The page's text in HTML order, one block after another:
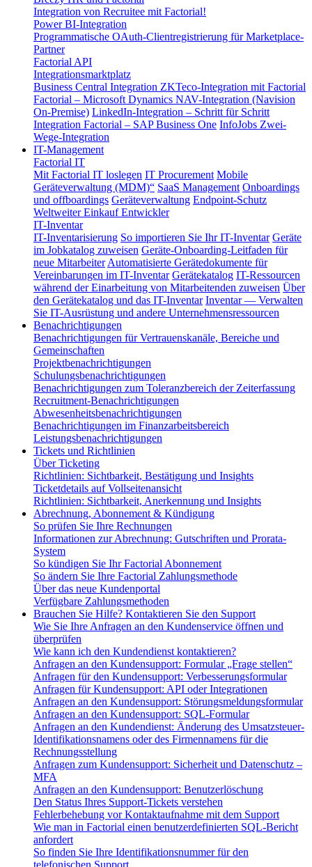
Integration von Recruitee mit Factorial!
Power BI-Integration
Programmatische OAuth-Clientregistrierung für Marketplace-
Partner
Factorial API
Integrationsmarktplatz
Business Central Integration ZKTeco-Integration mit Factorial
Factorial – Microsoft Dynamics NAV-Integration (Navision
On-Premise) LinkedIn-Integration – Schritt für Schritt
Integration Factorial – SAP Business One InfoJobs Zwei-
Wege-Integration
IT-Management
Factorial IT
Mit Factorial IT loslegen IT Procurement Mobile
Geräteverwaltung (MDM)“ SaaS Management Onboardings
und offboardings Geräteverwaltung Endpoint-Schutz
Weltweiter EinkaufEntwickler
IT-Inventar
IT-Inventarisierung So importieren Sie Ihr IT-Inventar Geräte
im Jobkatalog zuweisen Geräte-Onboarding-Leitfaden für
neue Mitarbeiter Automatisierte Gerätedokumente für
Vereinbarungen im IT-Inventar Gerätekatalog IT-Ressourcen
während der Einarbeitung von Mitarbeitenden zuweisen Über
den Gerätekatalog und das IT-Inventar Inventar — Verwalten
Sie IT-Ausrüstung und andere Unternehmensressourcen
Benachrichtigungen
Benachrichtigungen für Vertrauenskanäle, Bereiche und
Gemeinschaften
Projektbenachrichtigungen
Schulungsbenachrichtigungen
Benachrichtigungen zum Toleranzbereich der Zeiterfassung
Recruitment-Benachrichtigungen
Abwesenheitsbenachrichtigungen
Benachrichtigungen im Finanzarbeitsbereich
Leistungsbenachrichtigungen
Tickets und Richtlinien
Über Ticketing
Richtlinien: Sichtbarkeit, Bestätigung und Insights
Ticketdetails auf Vollseitenansicht
Richtlinien: Sichtbarkeit, Anerkennung und Insights
Abrechnung, Abonnement & Kündigung
So prüfen Sie Ihre Rechnungen
Informationen zur Abrechnung: Gutschriften und Prorata-
System
So kündigen Sie Ihr Factorial Abonnement
So ändern Sie Ihre Factorial Zahlungsmethode
Über das neue Kundenportal
Verfügbare Zahlungsmethoden
Brauchen Sie Hilfe? Kontaktieren Sie den Support
Wie Sie Ihre Anfragen an den Kundenservice öffnen und
überprüfen
Wie kann ich den Kundendienst kontaktieren?
Anfragen an den Kundensupport: Formular „Frage stellen“
Anfragen für den Kundensupport: Verbesserungsformular
Anfragen für Kundensupport: API oder Integrationen
Anfragen an den Kundensupport: Störungsmeldungsformular
Anfragen an den Kundensupport: SQL-Formular
Anfragen an den Kundendienst: Änderung des Umsatzsteuer-
Identifikationsnamens oder des Firmennamens für die
Rechnungsstellung
Anfragen zum Kundensupport: Sicherheit und Datenschutz –
MFA
Anfragen an den Kundensupport: Benutzerlöschung
Den Status Ihres Support-Tickets verstehen
Fehlerbehebung vor Kontaktaufnahme mit dem Support
Wie man in Factorial einen benutzerdefinierten SQL-Bericht
anfordert
So finden Sie Ihre Identifikationsnummer für den
telefonischen Support